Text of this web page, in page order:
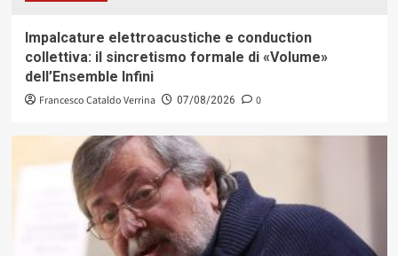
Impalcature elettroacustiche e conduction
collettiva: il sincretismo formale di «Volume»
dell’Ensemble Infini
Francesco Cataldo Verrina 07/08/2026 0